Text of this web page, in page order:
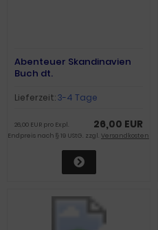
Abenteuer Skandinavien
Buch dt.
Lieferzeit:3-4 Tage
26,00 EUR
26,00 EUR pro Expl.
Endpreis nach § 19 UStG. zzgl. Versandkosten